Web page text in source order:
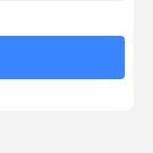
Distributeur de l'eau d'osmose d'inversion de partie supérieure du comptoir